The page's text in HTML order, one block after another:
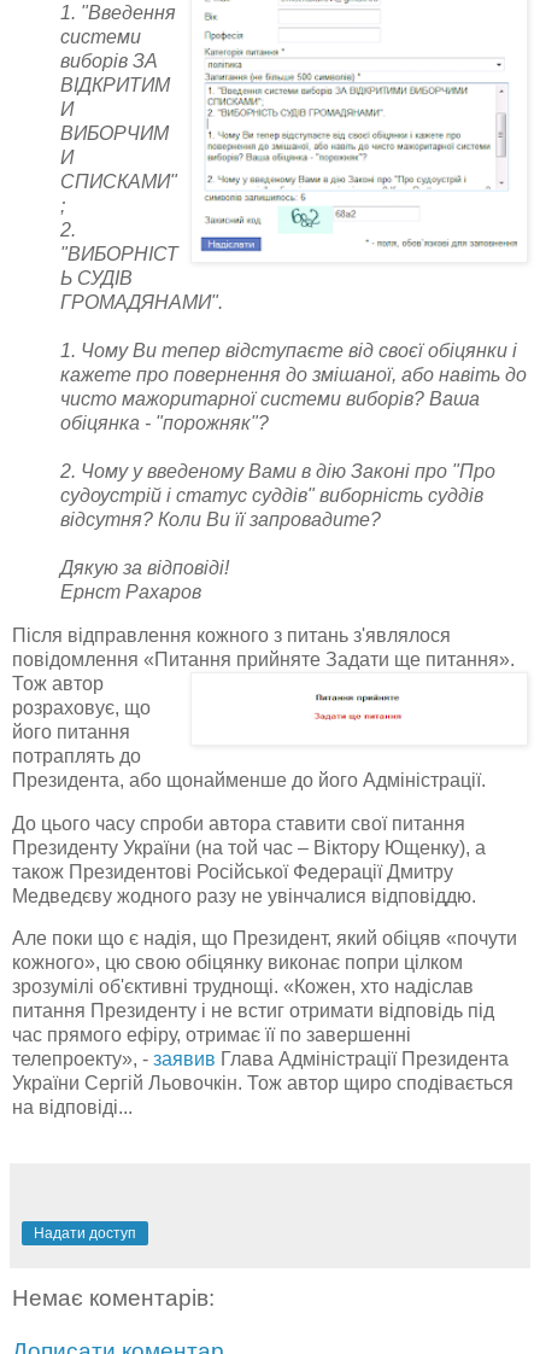
1. "Введення
системи
виборів ЗА
ВІДКРИТИМ
И
ВИБОРЧИМ
И
СПИСКАМИ"
;
2.
"ВИБОРНІСТ
Ь СУДІВ
ГРОМАДЯНАМИ".
1. Чому Ви тепер відступаєте від своєї обіцянки і
кажете про повернення до змішаної, або навіть до
чисто мажоритарної системи виборів? Ваша
обіцянка - "порожняк"?
2. Чому у введеному Вами в дію Законі про "Про
судоустрій і статус суддів" виборність суддів
відсутня? Коли Ви її запровадите?
Дякую за відповіді!
Ернст Рахаров
Після відправлення кожного з питань з'являлося
повідомлення «Питання прийняте Задати ще питання».
Тож автор
розраховує, що
його питання
потраплять до
Президента, або щонайменше до його Адміністрації.
До цього часу спроби автора ставити свої питання
Президенту України (на той час – Віктору Ющенку), а
також Президентові Російської Федерації Дмитру
Медведєву жодного разу не увінчалися відповіддю.
Але поки що є надія, що Президент, який обіцяв «почути
кожного», цю свою обіцянку виконає попри цілком
зрозумілі об'єктивні труднощі. «Кожен, хто надіслав
питання Президенту і не встиг отримати відповідь під
час прямого ефіру, отримає її по завершенні
телепроекту», - заявив Глава Адміністрації Президента
України Сергій Льовочкін. Тож автор щиро сподівається
на відповіді...
Надати доступ
Немає коментарів: